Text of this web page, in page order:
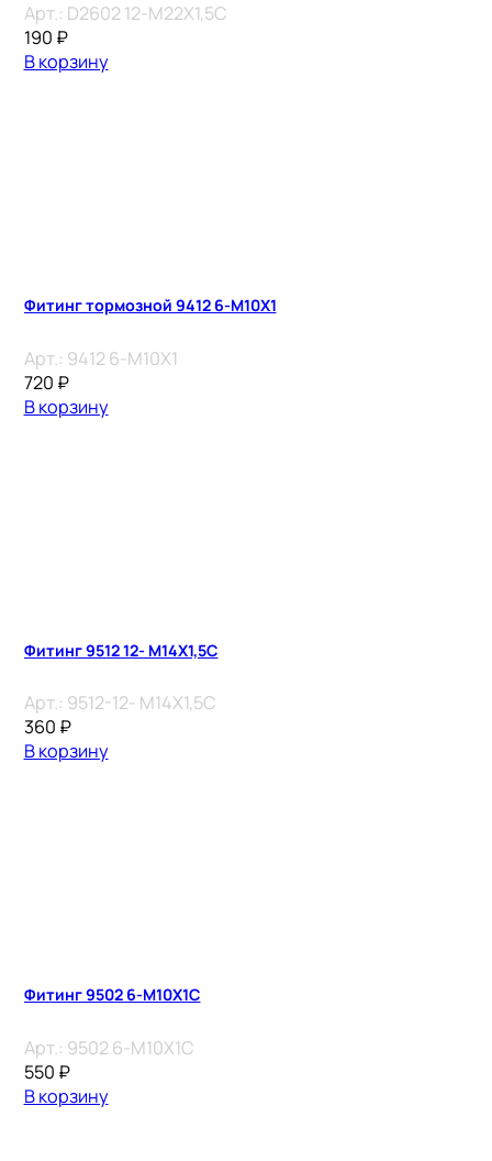
Арт.: D2602 12-M22X1,5C
190 ₽
В корзину
Фитинг тормозной 9412 6-M10X1
Арт.: 9412 6-M10X1
720 ₽
В корзину
Фитинг 9512 12- M14X1,5C
Арт.: 9512-12- M14X1,5C
360 ₽
В корзину
Фитинг 9502 6-M10X1C
Арт.: 9502 6-M10X1C
550 ₽
В корзину